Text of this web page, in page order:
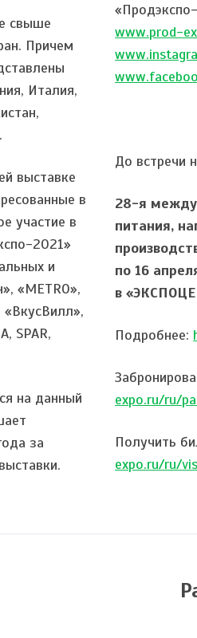
свыше
Причем
Италия,
выставке
в
участие в
2021»
и
«METRO»,
«ВкусВилл»,
SPAR,
на данный
за
www.prod-
До встречи
28-я
питания,
по 16
в
Подробнее:
expo.ru/ru/
Получить
expo.ru/ru/